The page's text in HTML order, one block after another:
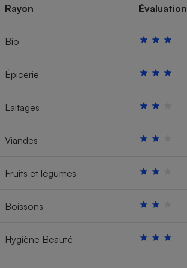
Rayon Évaluation
Bio
Épicerie
Laitages
Viandes
Fruits et légumes
Boissons
Hygiène Beauté